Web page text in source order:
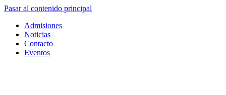
Pasar al contenido principal
Admisiones
Noticias
Contacto
Eventos